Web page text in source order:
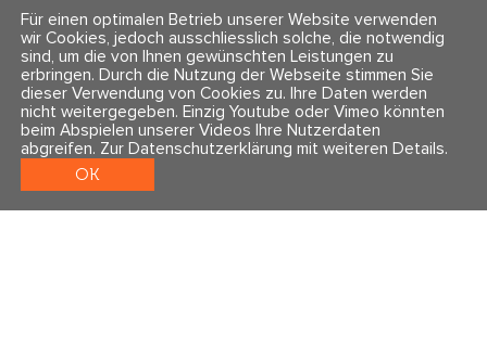
info@traumahealing.ch
info@polarity.se
Kontakt & Info
Newsletter
Impressum & Datenschutz
AGBs
Folge uns
Für einen optimalen Betrieb unserer Website verwenden
wir Cookies, jedoch ausschliesslich solche, die notwendig
sind, um die von Ihnen gewünschten Leistungen zu
erbringen. Durch die Nutzung der Webseite stimmen Sie
dieser Verwendung von Cookies zu. Ihre Daten werden
nicht weitergegeben. Einzig Youtube oder Vimeo könnten
beim Abspielen unserer Videos Ihre Nutzerdaten
abgreifen. Zur Datenschutzerklärung mit weiteren Details.
OK